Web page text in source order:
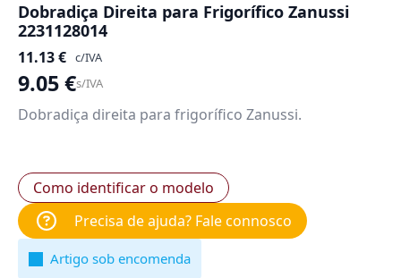
Dobradiça Direita para Frigorífico Zanussi
2231128014
11.13€ c/IVA
9.05€s/IVA
Dobradiça direita para frigorífico Zanussi.
Como identificar o modelo
Precisa de ajuda? Fale connosco
Artigo sob encomenda